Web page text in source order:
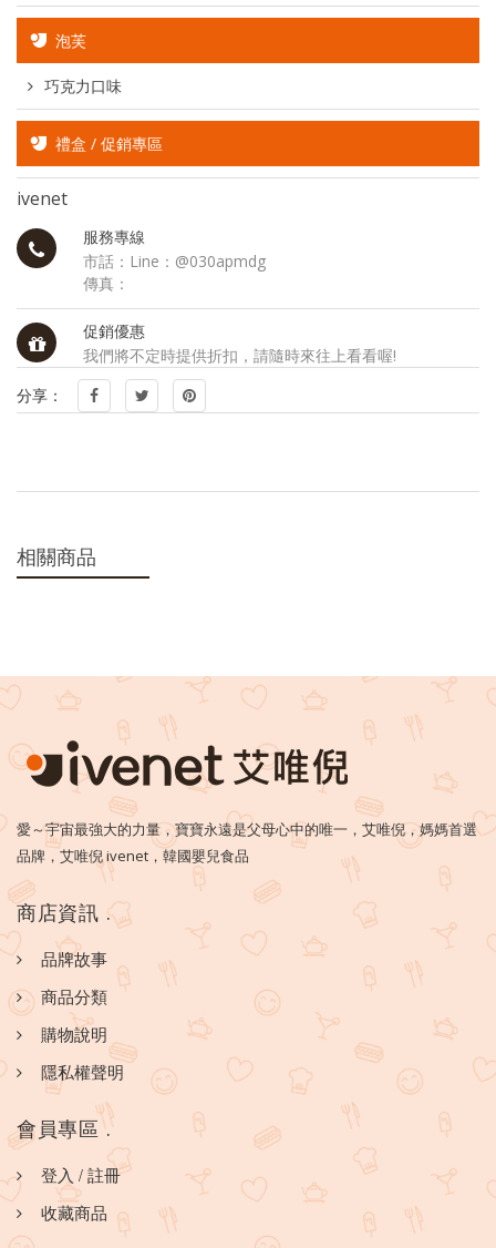
泡芙
巧克力口味
禮盒 / 促銷專區
ivenet
服務專線
市話：Line：@030apmdg
傳真：
促銷優惠
我們將不定時提供折扣，請隨時來往上看看喔!
分享：
相關商品
愛～宇宙最強大的力量，寶寶永遠是父母心中的唯一，艾唯倪，媽媽首選
品牌，艾唯倪 ivenet，韓國嬰兒食品
商店資訊 .
品牌故事
商品分類
購物說明
隱私權聲明
會員專區.
登入 / 註冊
收藏商品